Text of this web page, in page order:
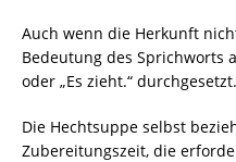
Auch wenn die Herkunft
Bedeutung des Sprichworts
oder „Es zieht.“ durchgesetzt.
Die Hechtsuppe selbst
Zubereitungszeit, die